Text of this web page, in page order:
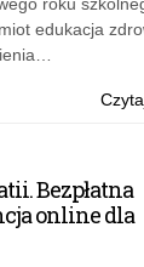
edukacja
Bezpłatna
online dla